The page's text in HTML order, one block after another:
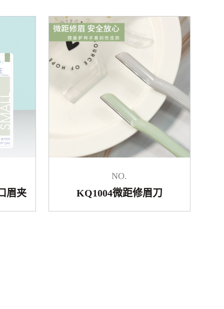
眉夹
NO.
KQ1004微距修眉刀